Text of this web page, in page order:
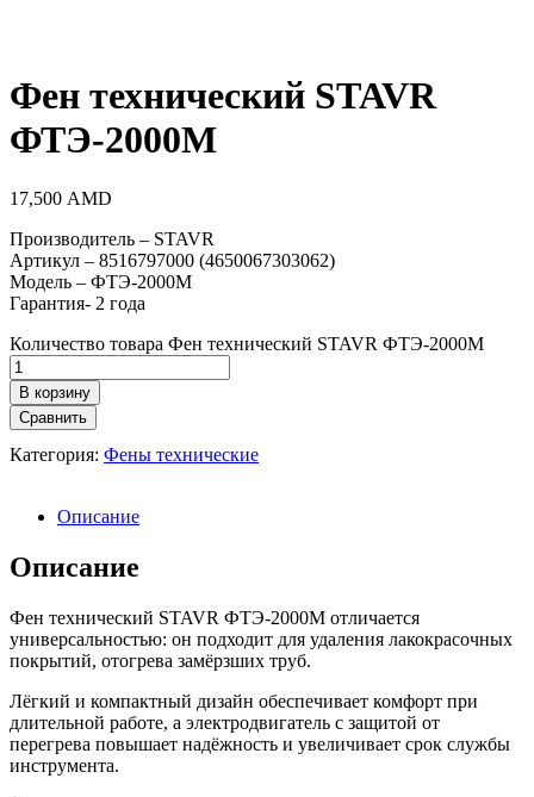
Фен технический STAVR
ФТЭ-2000М
17,500 AMD
Производитель – STAVR
Артикул – 8516797000 (4650067303062)
Модель – ФТЭ-2000М
Гарантия- 2 года
Количество товара Фен технический STAVR ФТЭ-2000М
В корзину
Сравнить
Категория: Фены технические
Описание
Описание
Фен технический STAVR ФТЭ-2000М отличается
универсальностью: он подходит для удаления лакокрасочных
покрытий, отогрева замёрзших труб.
Лёгкий и компактный дизайн обеспечивает комфорт при
длительной работе, а электродвигатель с защитой от
перегрева повышает надёжность и увеличивает срок службы
инструмента.